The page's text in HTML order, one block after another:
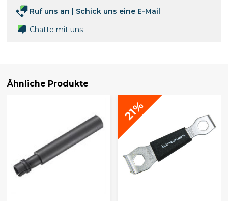
Ruf uns an | Schick uns eine E-Mail
Chatte mit uns
Ähnliche Produkte
21%